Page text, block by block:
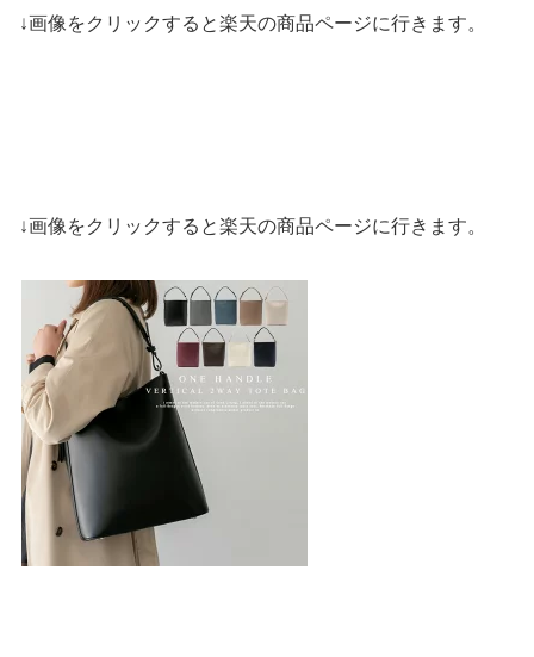
↓画像をクリックすると楽天の商品ページに行きます。
↓画像をクリックすると楽天の商品ページに行きます。